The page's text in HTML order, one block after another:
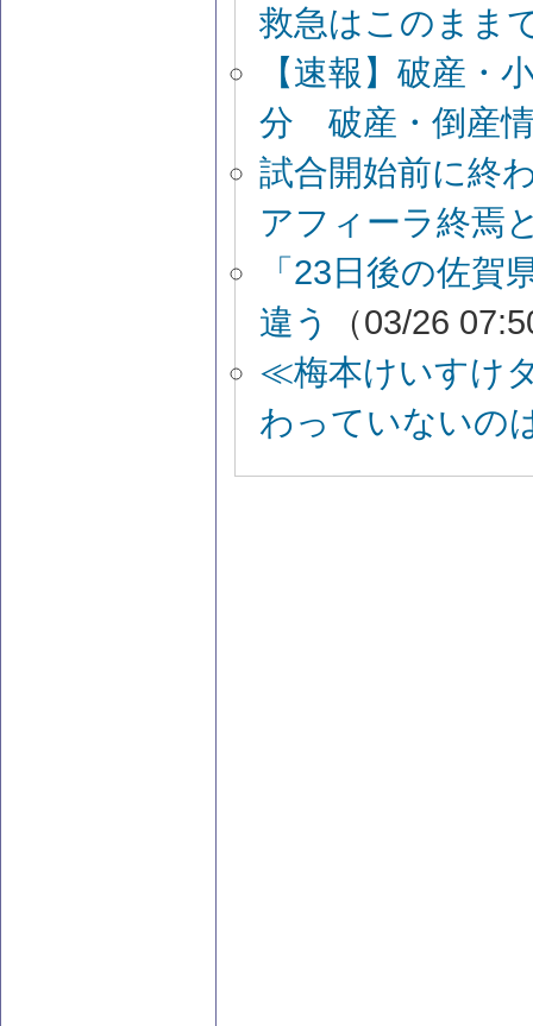
救急はこのまま
【速報】破産
分 破産・倒産
試合開始前に終
アフィーラ終焉
「23日後の佐
違う
（03/26
≪梅本けいすけ
わっていないの